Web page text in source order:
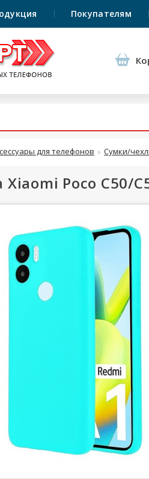
Покупателям
для телефонов Сумки/
Poco C50/